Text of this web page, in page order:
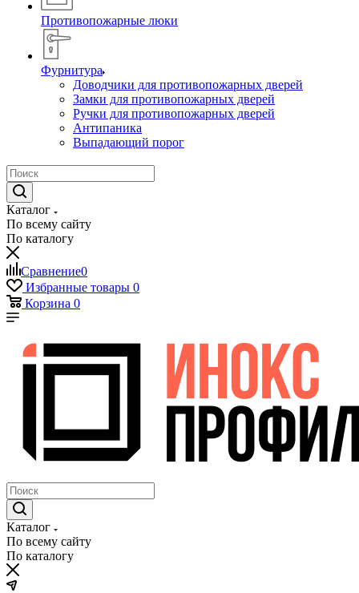
Противопожарные люки
Фурнитура
Доводчики для противопожарных дверей
Замки для противопожарных дверей
Ручки для противопожарных дверей
Антипаника
Выпадающий порог
Каталог
По всему сайту
По каталогу
Сравнение0
Избранные товары 0
Корзина 0
Каталог
По всему сайту
По каталогу